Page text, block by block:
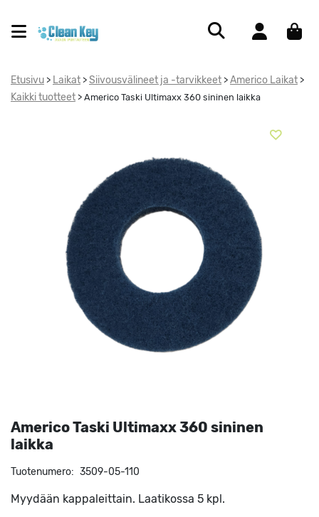
Etusivu > Laikat > Siivousvälineet ja -tarvikkeet > Americo Laikat >
Kaikki tuotteet > Americo Taski Ultimaxx 360 sininen laikka
Americo Taski Ultimaxx 360 sininen
laikka
Tuotenumero: 3509-05-110
Myydään kappaleittain. Laatikossa 5 kpl.